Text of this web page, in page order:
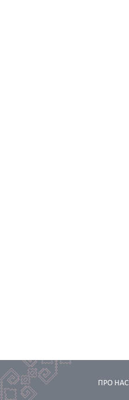
ПРО НАС